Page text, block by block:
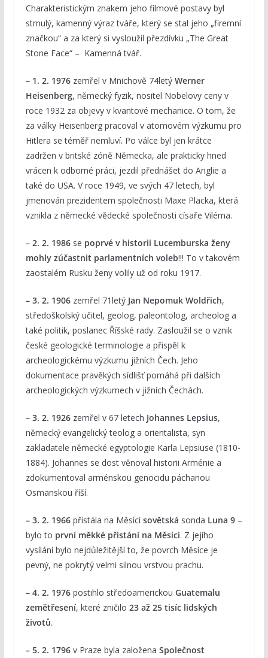
Charakteristickým znakem jeho filmové postavy byl
strnulý, kamenný výraz tváře, který se stal jeho „firemní
značkou“ a za který si vysloužil přezdívku „The Great
Stone Face“ – Kamenná tvář.
– 1. 2. 1976zemřel v Mnichově 74letý Werner
Heisenberg, německý fyzik, nositel Nobelovy ceny v
roce 1932 za objevy v kvantové mechanice. O tom, že
za války Heisenberg pracoval v atomovém výzkumu pro
Hitlera se téměř nemluví. Po válce byl jen krátce
zadržen v britské zóně Německa, ale prakticky hned
vrácen k odborné práci, jezdil přednášet do Anglie a
také do USA. V roce 1949, ve svých 47 letech, byl
jmenován prezidentem společnosti Maxe Placka, která
vznikla z německé vědecké společnosti císaře Viléma.
– 2. 2. 1986 se poprvé v historii Lucemburska ženy
mohly zúčastnit parlamentních voleb!!! To v takovém
zaostalém Rusku ženy volily už od roku 1917.
– 3. 2. 1906zemřel 71letý Jan Nepomuk Woldřich,
středoškolský učitel, geolog, paleontolog, archeolog a
také politik, poslanec Říšské rady. Zasloužil se o vznik
české geologické terminologie a přispěl k
archeologickému výzkumu jižních Čech. Jeho
dokumentace pravěkých sídlišť pomáhá při dalších
archeologických výzkumech v jižních Čechách.
– 3. 2. 1926 zemřel v 67 letech Johannes Lepsius,
německý evangelický teolog a orientalista, syn
zakladatele německé egyptologie Karla Lepsiuse (1810-
1884). Johannes se dost věnoval historii Arménie a
zdokumentoval arménskou genocidu páchanou
Osmanskou říší.
– 3. 2. 1966přistála na Měsíci sovětská sonda Luna 9–
bylo to první měkké přistání na Měsíci. Z jejího
vysílání bylo nejdůležitější to, že povrch Měsíce je
pevný, ne pokrytý velmi silnou vrstvou prachu.
– 4. 2. 1976 postihlo středoamerickou Guatemalu
zemětřesení, které zničilo 23 až 25 tisíc lidských
životů.
– 5. 2. 1796v Praze byla založena Společnost